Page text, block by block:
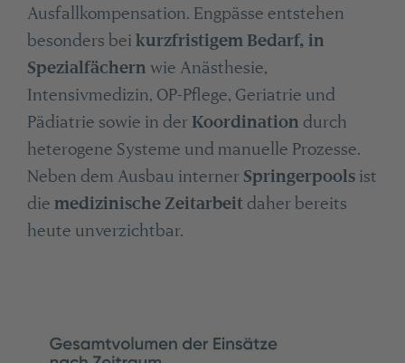
Ausfallkompensation. Engpässe entstehen
besonders bei kurzfristigem Bedarf, in
Spezialfächern wie Anästhesie,
Intensivmedizin, OP-Pflege, Geriatrie und
Pädiatrie sowie in derKoordination durch
heterogene Systeme und manuelle Prozesse.
Neben dem Ausbau interner Springerpoolsist
die medizinische Zeitarbeitdaher bereits
heute unverzichtbar.